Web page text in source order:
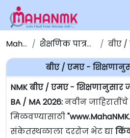
Maha NMK शैक्षणिक पात्रतेनुसार जाहिराती बीए / एमए -
बीए / एमए -
NMK बीए / एमए - शिक्षणानुसार
BA / MA 2026:नवीन
मिळवण्यासाठी
संकेतस्थळाला दररोज भेट द्या